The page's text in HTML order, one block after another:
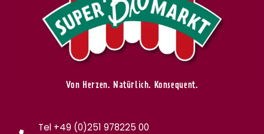
Von Herzen. Natürlich. Konsequent.
Tel +49 (0)251 978225 00